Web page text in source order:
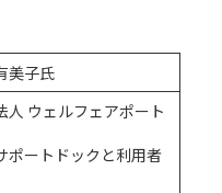
美子氏
人 ウェルフェアポート
ポートドックと利用者